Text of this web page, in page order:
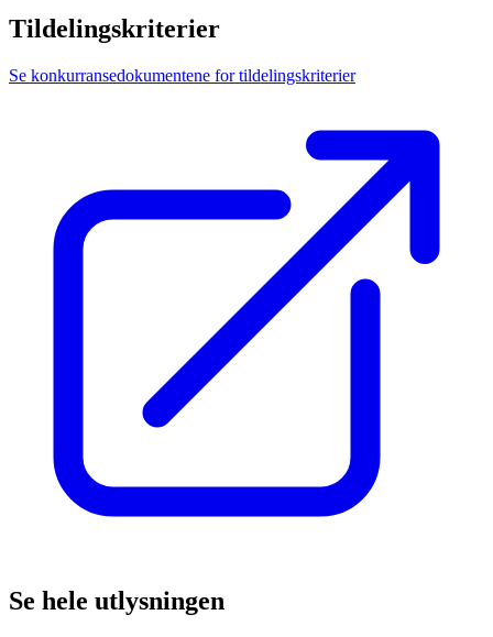
Tildelingskriterier
Se konkurransedokumentene for tildelingskriterier
Se hele utlysningen